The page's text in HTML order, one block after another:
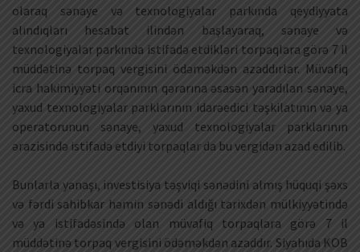
olaraq sənaye və texnologiyalar parkında qeydiyyata
alındıqları hesabat ilindən başlayaraq, sənaye və
texnologiyalar parkında istifadə etdikləri torpaqlara görə 7 il
müddətinə torpaq vergisini ödəməkdən azaddırlar. Müvafiq
icra hakimiyyəti orqanının qərarına əsasən yaradılan sənaye,
yaxud texnologiyalar parklarının idarəedici təşkilatının və ya
operatorunun sənaye, yaxud texnologiyalar parklarının
ərazisində istifadə etdiyi torpaqlar da bu vergidən azad edilib.
Bunlarla yanaşı, investisiya təşviqi sənədini almış hüquqi şəxs
və fərdi sahibkar həmin sənədi aldığı tarixdən mülkiyyətində
və ya istifadəsində olan müvafiq torpaqlara görə 7 il
müddətinə torpaq vergisini ödəməkdən azaddır. Siyahıda KOB